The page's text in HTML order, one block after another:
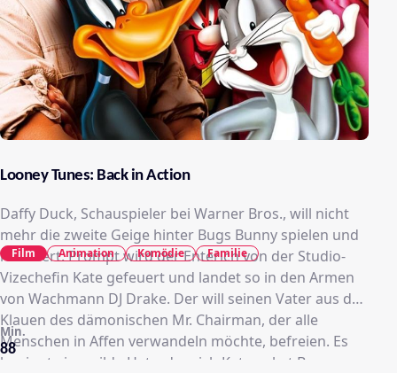
Looney Tunes: Back in Action
Daffy Duck, Schauspieler bei Warner Bros., will nicht
mehr die zweite Geige hinter Bugs Bunny spielen und
rebelliert. Prompt wird der Enterich von der Studio-
Vizechefin Kate gefeuert und landet so in den Armen
von Wachmann DJ Drake. Der will seinen Vater aus den
Klauen des dämonischen Mr. Chairman, der alle
Menschen in Affen verwandeln möchte, befreien. Es
beginnt eine wilde Hatz, der sich Kate nebst Bugs
88
Min.
Film Animation Komödie Familie